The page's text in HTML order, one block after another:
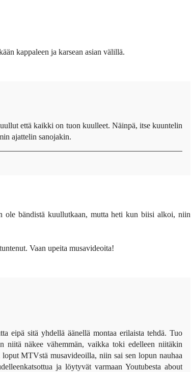
kappaleen ja karsean asian välillä.
että kaikki on tuon kuulleet. Näinpä, itse kuuntelin
ajattelin sanojakin.
ole bändistä kuullutkaan, mutta heti kun biisi alkoi, niin
Vaan upeita musavideoita!
eipä sitä yhdellä äänellä montaa erilaista tehdä. Tuo
niitä näkee vähemmän, vaikka toki edelleen niitäkin
MTVstä musavideoilla, niin sai sen lopun nauhaa
ja löytyvät varmaan Youtubesta about